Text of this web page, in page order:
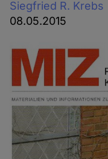
Siegfried R. Krebs
08.05.2015